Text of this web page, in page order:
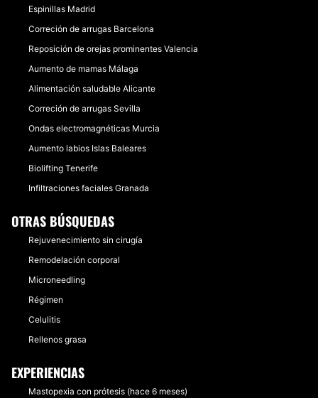
Espinillas Madrid
Correción de arrugas Barcelona
Reposición de orejas prominentes Valencia
Aumento de mamas Málaga
Alimentación saludable Alicante
Correción de arrugas Sevilla
Ondas electromagnéticas Murcia
Aumento labios Islas Baleares
Biolifting Tenerife
Infiltraciones faciales Granada
OTRAS BÚSQUEDAS
Rejuvenecimiento sin cirugía
Remodelación corporal
Microneedling
Régimen
Celulitis
Rellenos grasa
EXPERIENCIAS
Mastopexia con prótesis (hace 6 meses)